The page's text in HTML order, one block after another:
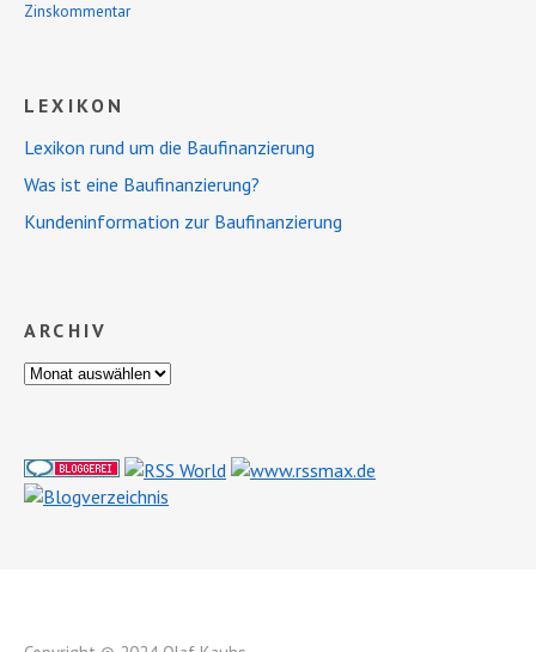
Zinskommentar
LEXIKON
Lexikon rund um die Baufinanzierung
Was ist eine Baufinanzierung?
Kundeninformation zur Baufinanzierung
ARCHIV